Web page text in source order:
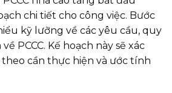
chi tiết cho công việc. Bước
kỹ lưỡng về các yêu cầu, quy
PCCC. Kế hoạch này sẽ xác
cần thực hiện và ước tính